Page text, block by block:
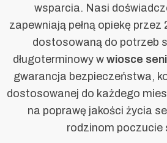
wsparcia. Nasi
zapewniają pełną opiekę
dostosowaną do potrzeb
długoterminowy w wiosce
gwarancja bezpieczeństwa,
dostosowanej do każdego
na poprawę jakości życia
rodzinom poczucie